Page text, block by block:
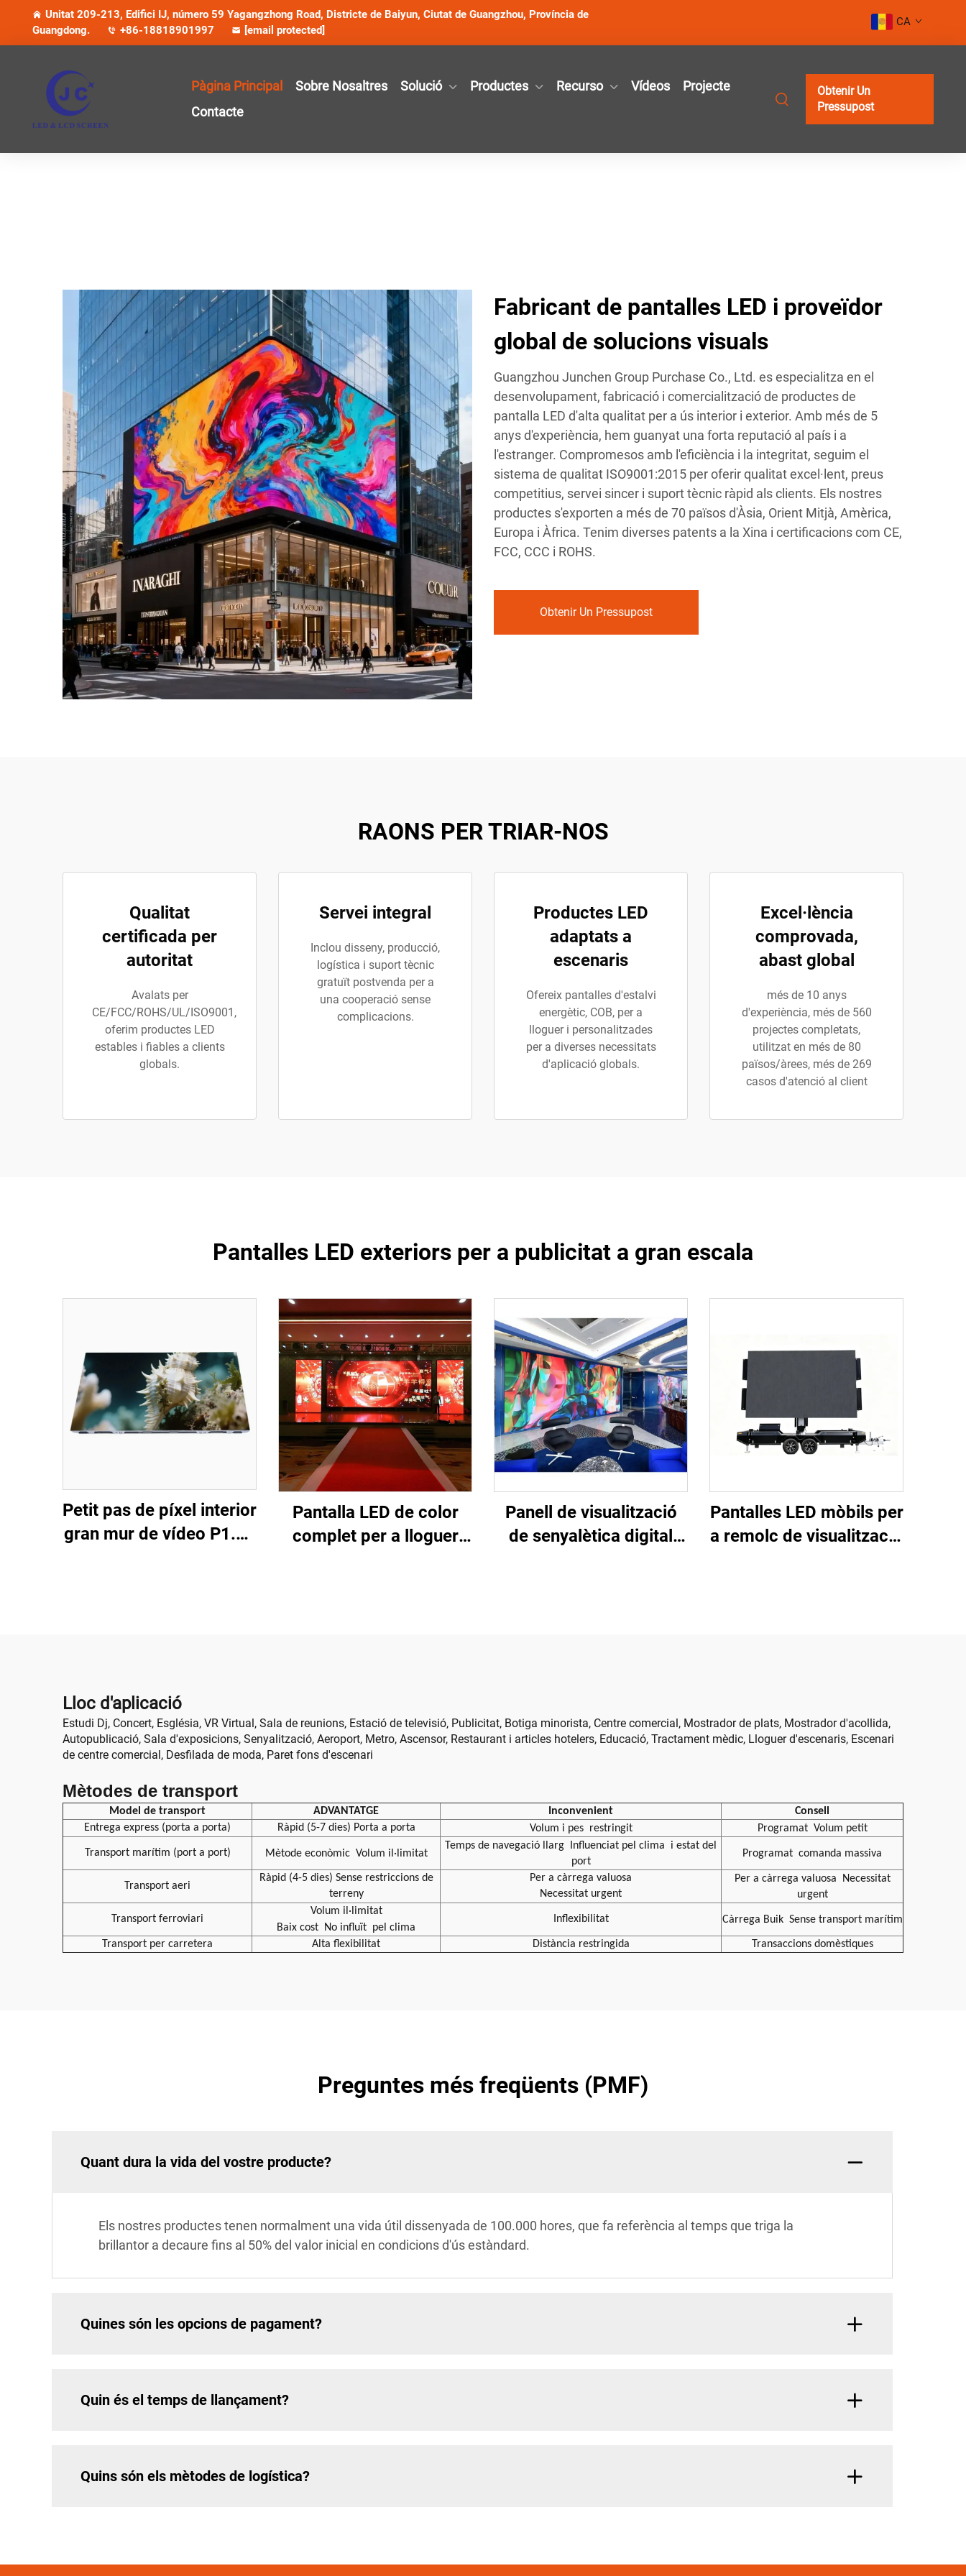
Unitat 209-213, Edifici IJ, número 59 Yagangzhong Road, Districte de Baiyun, Ciutat de Guangzhou, Província de
Guangdong.
+86-18818901997 [email protected]
CA
Pàgina Principal Sobre Nosaltres Solució Productes Recurso Vídeos
Projecte
Contacte
Obtenir Un
Pressupost
Fabricant de pantalles LED i proveïdor
global de solucions visuals
Guangzhou Junchen Group Purchase Co., Ltd. es especialitza en el
desenvolupament, fabricació i comercialització de productes de
pantalla LED d'alta qualitat per a ús interior i exterior. Amb més de 5
anys d'experiència, hem guanyat una forta reputació al país i a
l'estranger. Compromesos amb l'eficiència i la integritat, seguim el
sistema de qualitat ISO9001:2015 per oferir qualitat excel·lent, preus
competitius, servei sincer i suport tècnic ràpid als clients. Els nostres
productes s'exporten a més de 70 països d'Àsia, Orient Mitjà, Amèrica,
Europa i Àfrica. Tenim diverses patents a la Xina i certificacions com CE,
FCC, CCC i ROHS.
Obtenir Un Pressupost
RAONS PER TRIAR-NOS
Qualitat
certificada per
autoritat
Avalats per
CE/FCC/ROHS/UL/ISO9001,
oferim productes LED
estables i fiables a clients
globals.
Servei integral
Inclou disseny, producció,
logística i suport tècnic
gratuït postvenda per a
una cooperació sense
complicacions.
Productes LED
adaptats a
escenaris
Ofereix pantalles d'estalvi
energètic, COB, per a
lloguer i personalitzades
per a diverses necessitats
d'aplicació globals.
Excel·lència
comprovada,
abast global
més de 10 anys
d'experiència, més de 560
projectes completats,
utilitzat en més de 80
països/àrees, més de 269
casos d'atenció al client
Pantalles LED exteriors per a publicitat a gran escala
Petit pas de píxel interior
gran mur de vídeo P1.56
Pantalla LED de color
complet per a lloguer
Panell de visualització
de senyalètica digital
Pantalles LED mòbils per
a remolc de visualització
Lloc d'aplicació
Estudi Dj, Concert, Església, VR Virtual, Sala de reunions, Estació de televisió, Publicitat, Botiga minorista, Centre comercial, Mostrador de plats, Mostrador d'acollida,
Autopublicació, Sala d'exposicions, Senyalització, Aeroport, Metro, Ascensor, Restaurant i articles hotelers, Educació, Tractament mèdic, Lloguer d'escenaris, Escenari
de centre comercial, Desfilada de moda, Paret fons d'escenari
Mètodes de transport
Model de transport ADVANTATGE Inconvenient
Consell
Entrega express (porta a porta)
Ràpid (5-7 dies) Porta a porta Volum i pes restringit Programat Volum petit
Transport marítim (port a port) Mètode econòmic Volum il·limitat
Temps de navegació llarg Influenciat pel clima
i estat del
port
Programat comanda massiva
Transport aeri
Ràpid (4-5 dies) Sense restriccions de
terreny
Per a càrrega valuosa
Necessitat urgent
Per a càrrega valuosa
Necessitat
urgent
Transport ferroviari
Volum il·limitat
Baix cost
No influït pel clima
Inflexibilitat Càrrega Buik Sense transport marítim
Transport per carretera Alta flexibilitat Distància restringida Transaccions domèstiques
Preguntes més freqüents (PMF)
Quant dura la vida del vostre producte?
Els nostres productes tenen normalment una vida útil dissenyada de 100.000 hores, que fa referència al temps que triga la
brillantor a decaure fins al 50% del valor inicial en condicions d'ús estàndard.
Quines són les opcions de pagament?
Quin és el temps de llançament?
Quins són els mètodes de logística?